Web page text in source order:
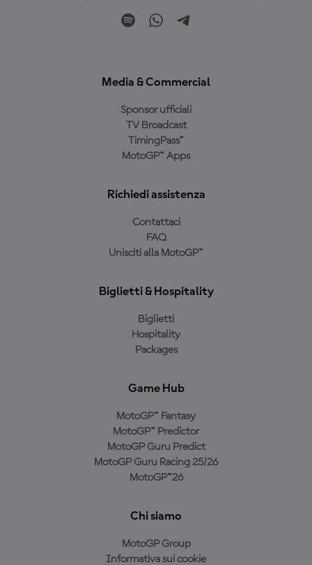
Media & Commercial
Sponsor ufficiali
TV Broadcast
TimingPass™
MotoGP™ Apps
Richiedi assistenza
Contattaci
FAQ
Unisciti alla MotoGP™
Biglietti & Hospitality
Biglietti
Hospitality
Packages
Game Hub
MotoGP™ Fantasy
MotoGP™ Predictor
MotoGP Guru Predict
MotoGP Guru Racing 25/26
MotoGP™26
Chi siamo
MotoGP Group
Informativa sui cookie